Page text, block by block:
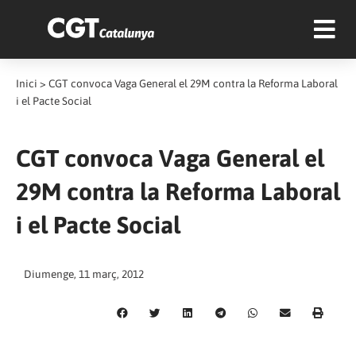
Inici > CGT convoca Vaga General el 29M contra la Reforma Laboral
i el Pacte Social
CGT convoca Vaga General el
29M contra la Reforma Laboral
i el Pacte Social
Diumenge, 11 març, 2012